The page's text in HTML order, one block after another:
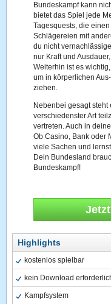
Bundeskampf kann
bietet das Spiel jede
Tagesquests, die
Schlägereien mit
du nicht
nur Kraft und
Weiterhin ist es
um in körperlichen
ziehen.
Nebenbei gesagt steht
verschiedenster Art
vertreten. Auch in
Ob Casino, Bank oder
viele Sachen und
Dein Bundesland
Bundeskampf!
Highlights
kostenlos spielbar
kein Download
Kampfsystem